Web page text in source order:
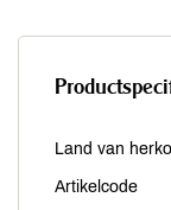
Land van
Artikelcode